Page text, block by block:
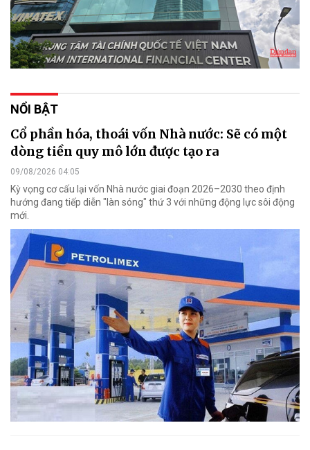
NỔI BẬT
Cổ phần hóa, thoái vốn Nhà nước: Sẽ có một
dòng tiền quy mô lớn được tạo ra
09/08/2026 04:05
Kỳ vọng cơ cấu lại vốn Nhà nước giai đoạn 2026–2030 theo định
hướng đang tiếp diễn "làn sóng" thứ 3 với những động lực sôi động
mới.